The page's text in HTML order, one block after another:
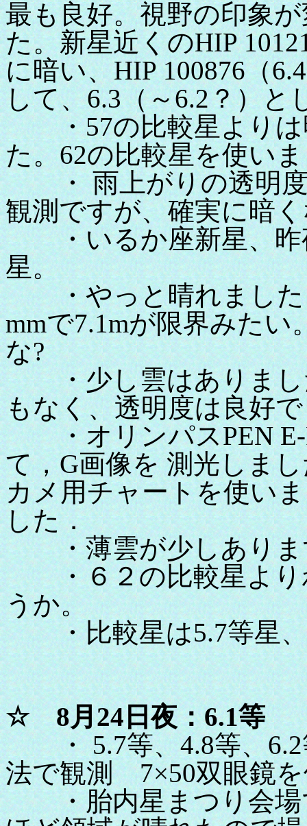
最も良好。視野の印象
た。新星近くのHIP
に暗い、HIP 100876（
して、6.3（～6.2？）と
・57の比較星よりは
た。62の比較星を使い
・ 雨上がりの透明度
観測ですが、確実に暗
・いるか座新星、昨
星。
・やっと晴れました
mmで7.1mが限界みた
な?
・少し雲はありまし
もなく、透明度は良好
・オリンパスPEN E-
て，G画像を 測光しま
カメ用チャートを使い
した．
・薄雲が少しありま
・６２の比較星より
うか。
・比較星は5.7等星、
☆ 8月24日夜：6.1等
・ 5.7等、4.8等、6.2
法で観測 7×50双眼鏡
・胎内星まつり会場